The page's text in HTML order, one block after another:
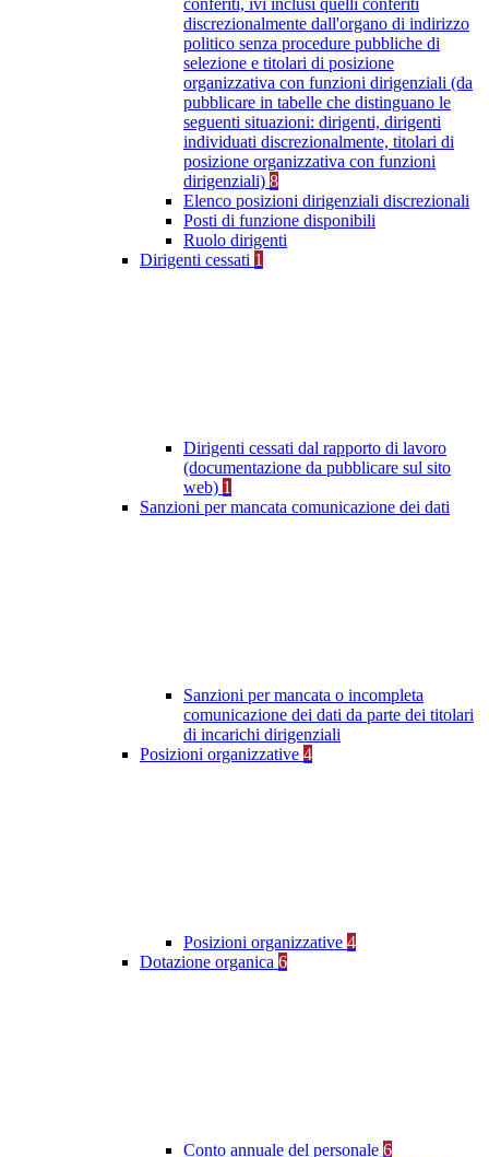
conferiti, ivi inclusi quelli conferiti
discrezionalmente dall'organo di indirizzo
politico senza procedure pubbliche di
selezione e titolari di posizione
organizzativa con funzioni dirigenziali (da
pubblicare in tabelle che distinguano le
seguenti situazioni: dirigenti, dirigenti
individuati discrezionalmente, titolari di
posizione organizzativa con funzioni
dirigenziali) 8
Elenco posizioni dirigenziali discrezionali
Posti di funzione disponibili
Ruolo dirigenti
Dirigenti cessati 1
Dirigenti cessati dal rapporto di lavoro
(documentazione da pubblicare sul sito
web) 1
Sanzioni per mancata comunicazione dei dati
Sanzioni per mancata o incompleta
comunicazione dei dati da parte dei titolari
di incarichi dirigenziali
Posizioni organizzative 4
Posizioni organizzative 4
Dotazione organica 6
Conto annuale del personale 6